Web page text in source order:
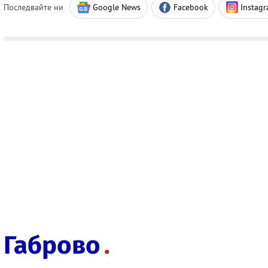
Последвайте ни Google News Facebook
Габрово